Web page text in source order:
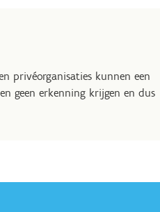
privéorganisaties kunnen een
geen erkenning krijgen en dus